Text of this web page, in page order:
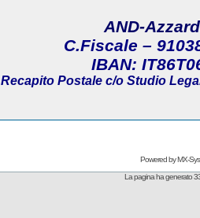
AND-
C.Fiscale –
IBAN:
Recapito Postale c/o Studio
Powered byMX-
La pagina ha generato